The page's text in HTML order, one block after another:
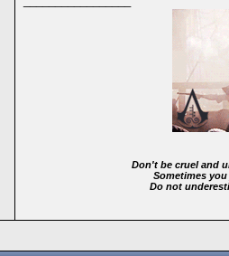
Don't be cruel and
Sometimes
Do not